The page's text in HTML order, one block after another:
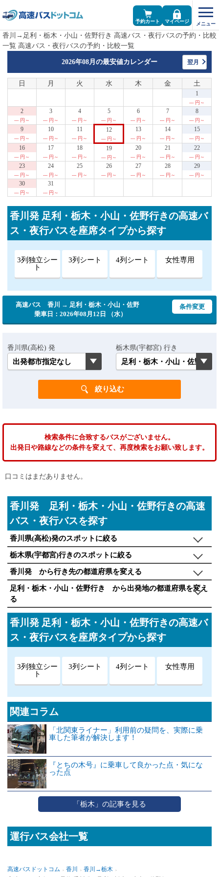
予約カート マイページ
香川→足利・栃木・小山・佐野行き 高速バス・夜行バスの予約・比較
一覧 高速バス・夜行バスの予約・比較一覧
2026年08月の最安値カレンダー 翌月
日 月 火 水 木 金 土
1
--- 円～
2
--- 円～
3
--- 円～
4
--- 円～
5
--- 円～
6
--- 円～
7
--- 円～
8
--- 円～
9
--- 円～
10
--- 円～
11
--- 円～
12
--- 円～
13
--- 円～
14
--- 円～
15
--- 円～
16
--- 円～
17
--- 円～
18
--- 円～
19
--- 円～
20
--- 円～
21
--- 円～
22
--- 円～
23
--- 円～
24
--- 円～
25
--- 円～
26
--- 円～
27
--- 円～
28
--- 円～
29
--- 円～
30
--- 円～
31
--- 円～
香川発 足利・栃木・小山・佐野行きの高速バ
ス・夜行バスを座席タイプから探す
3列独立シー
ト
3列シート 4列シート 女性専用
高速バス 香川 → 足利・栃木・小山・佐野
乗車日：2026年08月12日 （水）
条件変更
香川県(高松) 発 栃木県(宇都宮) 行き
検索条件に合致するバスがございません。
出発日や路線などの条件を変えて、再度検索をお願い致します。
口コミはまだありません。
香川発 足利・栃木・小山・佐野行きの高速
バス・夜行バスを探す
香川県(高松)発のスポットに絞る
栃木県(宇都宮)行きのスポットに絞る
香川発 から行き先の都道府県を変える
足利・栃木・小山・佐野行き から出発地の都道府県を変え
る
香川発 足利・栃木・小山・佐野行きの高速バ
ス・夜行バスを座席タイプから探す
3列独立シー
ト
3列シート 4列シート 女性専用
関連コラム
「北関東ライナー」利用前の疑問を、実際に乗
車した筆者が解決します！
『とちの木号』に乗車して良かった点・気にな
った点
「栃木」の記事を見る
運行バス会社一覧
高速バスドットコム 香川
香川→栃木